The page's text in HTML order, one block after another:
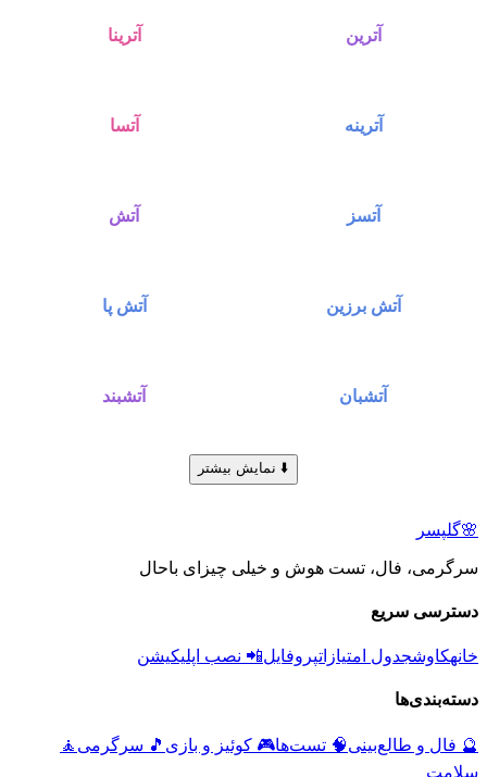
آترین آترینا
آترینه آتسا
آتسز آتش
آتش برزین آتش پا
آتشبان آتشبند
⬇️ نمایش بیشتر
🌸گلپسر
سرگرمی، فال، تست هوش و خیلی چیزای باحال
دسترسی سریع
خانهکاوشجدول امتیازاتپروفایل📲 نصب اپلیکیشن
دسته‌بندی‌ها
🔮 فال و طالع‌بینی🧠 تست‌ها🎮 کوئیز و بازی 🎵 سرگرمی 🧘
سلامت